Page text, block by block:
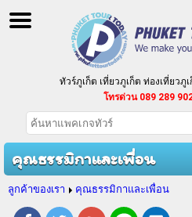
ทัวร์ภูเก็ต เที่ยวภูเก็ต ท่องเที่ยวภู
บริการจัดนำเที่ยวเป็นหมู่คณะ
ทัวร์ภูเก็ต แบบแพ็คเกจ ทัวร์ราค
โทรด่วน 089 289
คุณธรรมิกาและเพื่อน
ลูกค้าของเรา คุณธรรมิกาและเพื่อน